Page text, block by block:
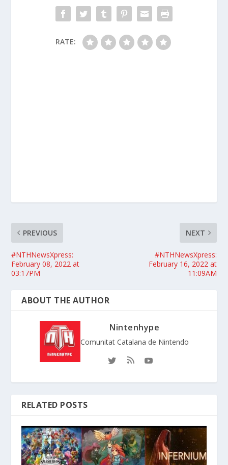
RATE:
PREVIOUS
#NTHNewsXpress:
February 08, 2022 at
03:17PM
NEXT
#NTHNewsXpress:
February 16, 2022 at
11:09AM
ABOUT THE AUTHOR
Nintenhype
Comunitat Catalana de Nintendo
RELATED POSTS